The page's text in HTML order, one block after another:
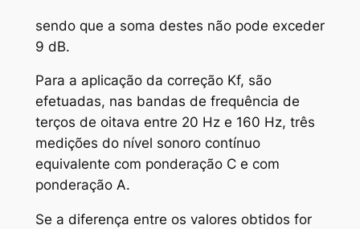
sendo que a soma destes não pode exceder
9 dB.
Para a aplicação da correção Kf, são
efetuadas, nas bandas de frequência de
terços de oitava entre 20 Hz e 160 Hz, três
medições do nível sonoro contínuo
equivalente com ponderação C e com
ponderação A.
Se a diferença entre os valores obtidos for